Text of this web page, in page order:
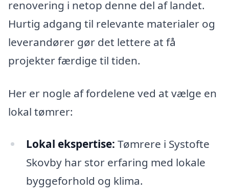
renovering i netop denne del af landet.
Hurtig adgang til relevante materialer og
leverandører gør det lettere at få
projekter færdige til tiden.
Her er nogle af fordelene ved at vælge en
lokal tømrer:
Lokal ekspertise: Tømrere i Systofte
Skovby har stor erfaring med lokale
byggeforhold og klima.